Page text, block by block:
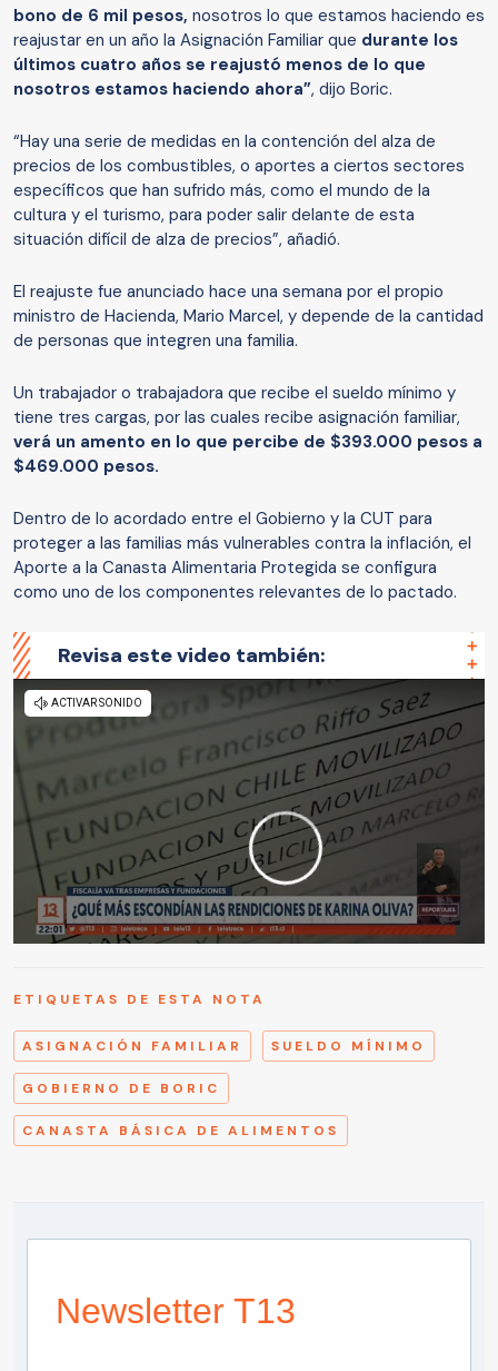
bono de 6 mil pesos, nosotros lo que estamos haciendo es
reajustar en un año la Asignación Familiar que durante los
últimos cuatro años se reajustó menos de lo que
nosotros estamos haciendo ahora”, dijo Boric.
“Hay una serie de medidas en la contención del alza de
precios de los combustibles, o aportes a ciertos sectores
específicos que han sufrido más, como el mundo de la
cultura y el turismo, para poder salir delante de esta
situación difícil de alza de precios”, añadió.
El reajuste fue anunciado hace una semana por el propio
ministro de Hacienda, Mario Marcel, y depende de la cantidad
de personas que integren una familia.
Un trabajador o trabajadora que recibe el sueldo mínimo y
tiene tres cargas, por las cuales recibe asignación familiar,
verá un amento en lo que percibe de $393.000 pesos a
$469.000 pesos.
Dentro de lo acordado entre el Gobierno y la CUT para
proteger a las familias más vulnerables contra la inflación, el
Aporte a la Canasta Alimentaria Protegida se configura
como uno de los componentes relevantes de lo pactado.
Revisa este video también:
ETIQUETAS DE ESTA NOTA
ASIGNACIÓN FAMILIAR SUELDO MÍNIMO
GOBIERNO DE BORIC
CANASTA BÁSICA DE ALIMENTOS
Newsletter T13